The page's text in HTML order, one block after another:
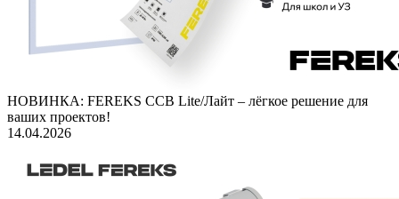
НОВИНКА: FEREKS ССВ Lite/Лайт – лёгкое решение для
ваших проектов!
14.04.2026